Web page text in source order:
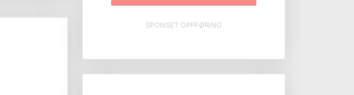
SPONSET OPPFØRING